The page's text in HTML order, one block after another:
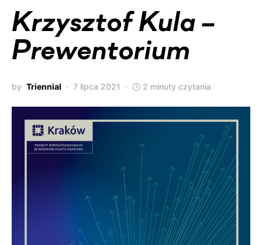
Krzysztof Kula –
Prewentorium
by Triennial 7 lipca 2021 2 minuty czytania